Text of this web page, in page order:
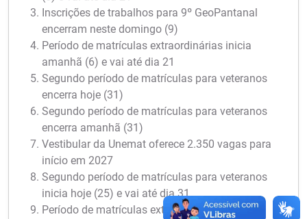
Inscrições de trabalhos para 9º GeoPantanal
encerram neste domingo (9)
Período de matrículas extraordinárias inicia
amanhã (6) e vai até dia 21
Segundo período de matrículas para veteranos
encerra hoje (31)
Segundo período de matrículas para veteranos
encerra amanhã (31)
Vestibular da Unemat oferece 2.350 vagas para
início em 2027
Segundo período de matrículas para veteranos
inicia hoje (25) e vai até dia 31
Período de matrículas extraordinárias inicia